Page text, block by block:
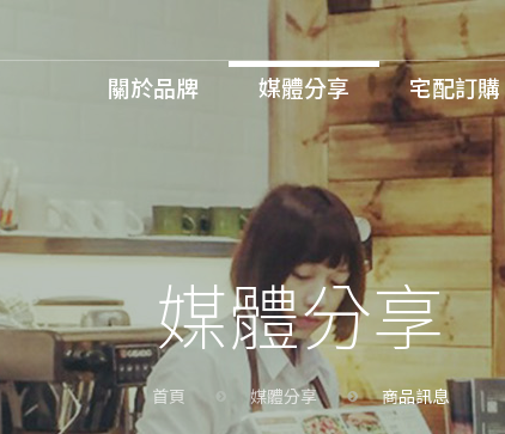
關於品牌 媒體分享 宅配訂購
會員登入 / 註冊
媒體分享
首頁 媒體分享 商品訊息